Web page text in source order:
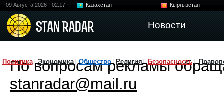
09 Августа 2026 02:17 Казахстан
Кыргызстан
Новости
Политика Экономика Общество Религия Безопасность
По вопросам рекламы
stanradar@mail.ru